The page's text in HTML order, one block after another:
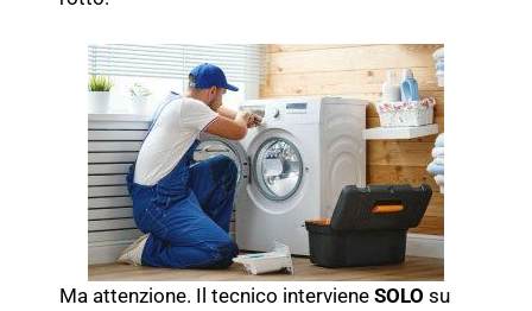
Ma attenzione. Il tecnico interviene SOLO su